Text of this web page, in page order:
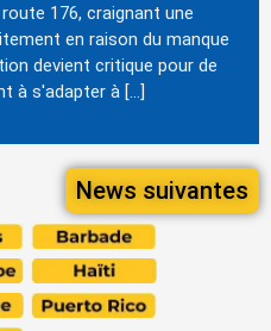
176, craignant une
en raison du manque
devient critique pour de
à s'adapter à […]
News suivantes